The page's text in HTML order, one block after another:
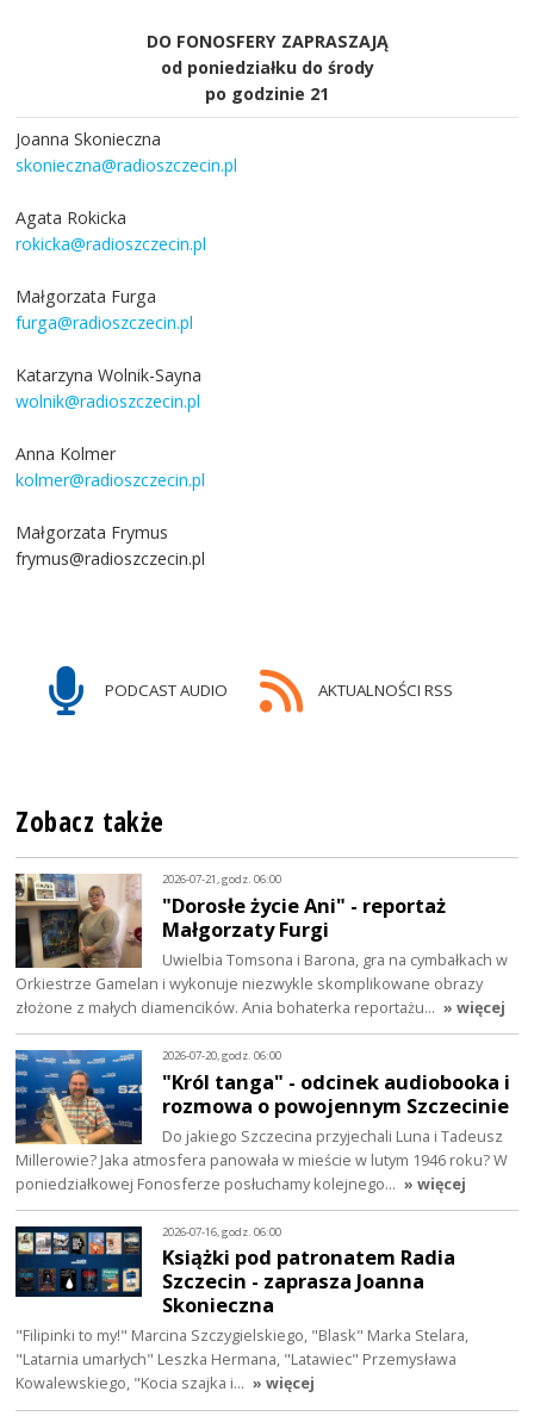
DO FONOSFERY ZAPRASZAJĄ
od poniedziałku do środy
po godzinie 21
Joanna Skonieczna
skonieczna@radioszczecin.pl
Agata Rokicka
rokicka@radioszczecin.pl
Małgorzata Furga
furga@radioszczecin.pl
Katarzyna Wolnik-Sayna
wolnik@radioszczecin.pl
Anna Kolmer
kolmer@radioszczecin.pl
Małgorzata Frymus
frymus@radioszczecin.pl
PODCAST AUDIO AKTUALNOŚCI RSS
Zobacz także
2026-07-21, godz. 06:00
"Dorosłe życie Ani" - reportaż
Małgorzaty Furgi
Uwielbia Tomsona i Barona, gra na cymbałkach w
Orkiestrze Gamelan i wykonuje niezwykle skomplikowane obrazy
złożone z małych diamencików. Ania bohaterka reportażu… » więcej
2026-07-20, godz. 06:00
"Król tanga" - odcinek audiobooka i
rozmowa o powojennym Szczecinie
Do jakiego Szczecina przyjechali Luna i Tadeusz
Millerowie? Jaka atmosfera panowała w mieście w lutym 1946 roku? W
poniedziałkowej Fonosferze posłuchamy kolejnego… » więcej
2026-07-16, godz. 06:00
Książki pod patronatem Radia
Szczecin - zaprasza Joanna
Skonieczna
"Filipinki to my!" Marcina Szczygielskiego, "Blask" Marka Stelara,
"Latarnia umarłych" Leszka Hermana, "Latawiec" Przemysława
Kowalewskiego, "Kocia szajka i… » więcej